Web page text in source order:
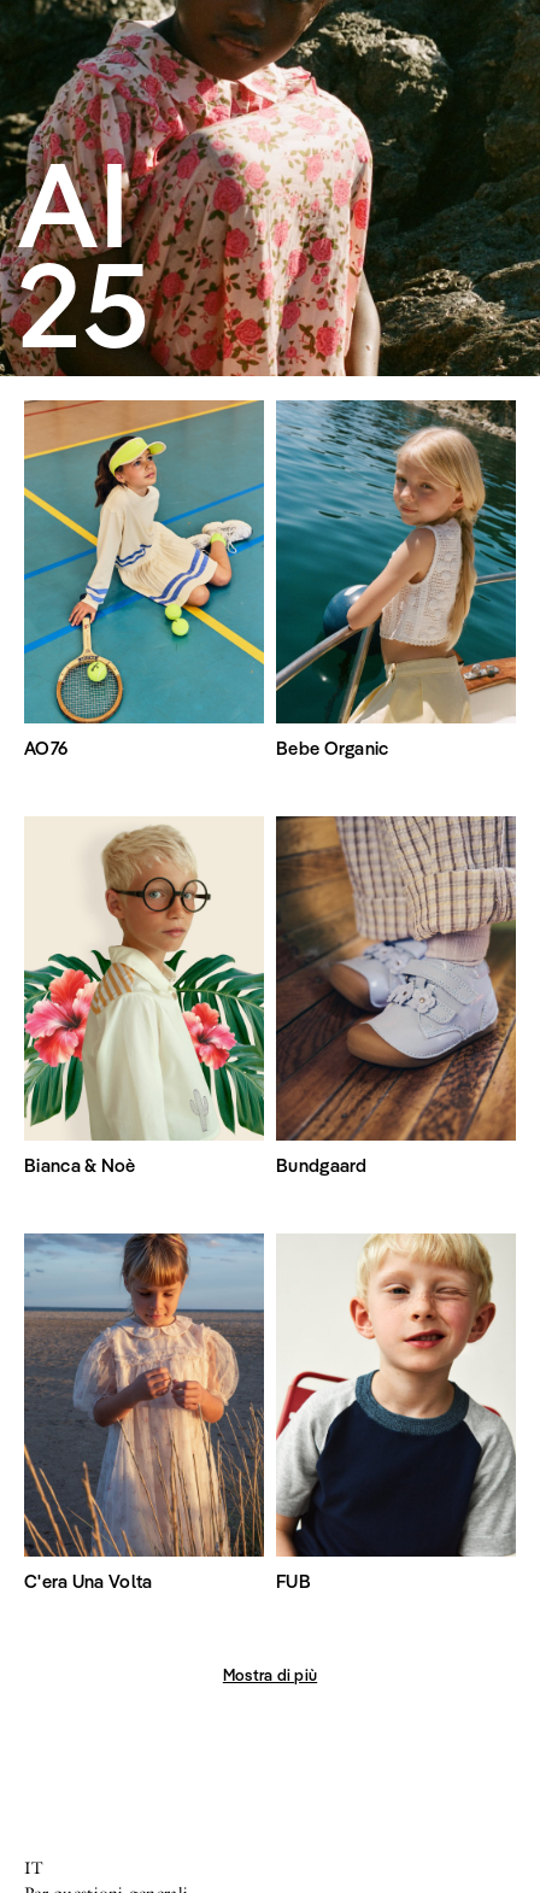
AI
25
AO76 Bebe Organic
Bianca & Noè Bundgaard
C'era Una Volta FUB
Mostra di più
IT